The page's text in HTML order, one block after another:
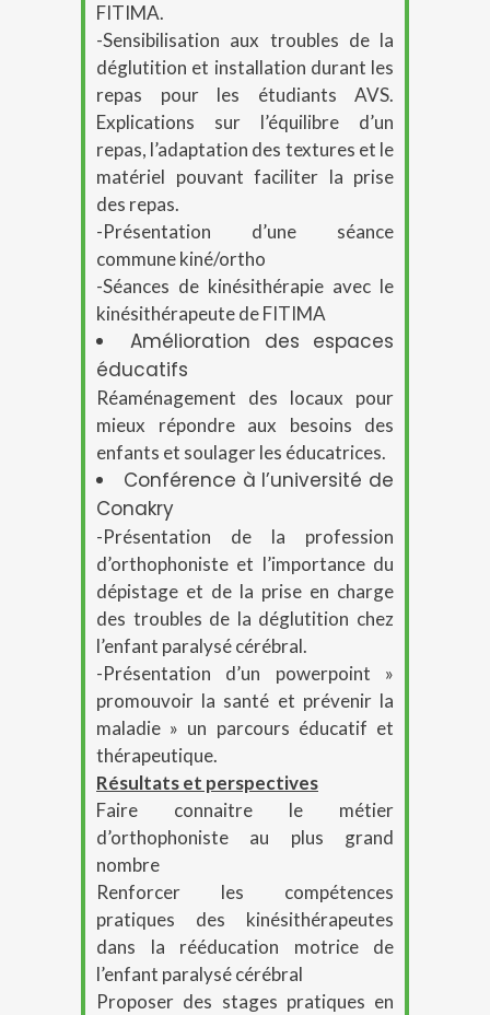
FITIMA.
-Sensibilisation aux troubles de la
déglutition et installation durant les
repas pour les étudiants AVS.
Explications sur l’équilibre d’un
repas, l’adaptation des textures et le
matériel pouvant faciliter la prise
des repas.
-Présentation d’une séance
commune kiné/ortho
-Séances de kinésithérapie avec le
kinésithérapeute de FITIMA
Amélioration des espaces
éducatifs
Réaménagement des locaux pour
mieux répondre aux besoins des
enfants et soulager les éducatrices.
Conférence à l’université de
Conakry
-Présentation de la profession
d’orthophoniste et l’importance du
dépistage et de la prise en charge
des troubles de la déglutition chez
l’enfant paralysé cérébral.
-Présentation d’un powerpoint »
promouvoir la santé et prévenir la
maladie » un parcours éducatif et
thérapeutique.
Résultats et perspectives
Faire connaitre le métier
d’orthophoniste au plus grand
nombre
Renforcer les compétences
pratiques des kinésithérapeutes
dans la rééducation motrice de
l’enfant paralysé cérébral
Proposer des stages pratiques en